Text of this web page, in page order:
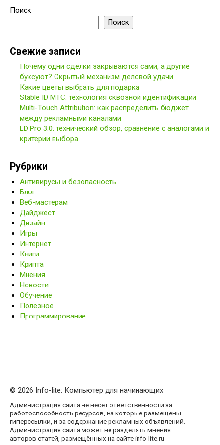
Поиск
Поиск
Свежие записи
Почему одни сделки закрываются сами, а другие
буксуют? Скрытый механизм деловой удачи
Какие цветы выбрать для подарка
Stable ID МТС: технология сквозной идентификации
Multi-Touch Attribution: как распределить бюджет
между рекламными каналами
LD Pro 3.0: технический обзор, сравнение с аналогами и
критерии выбора
Рубрики
Антивирусы и безопасность
Блог
Веб-мастерам
Дайджест
Дизайн
Игры
Интернет
Книги
Крипта
Мнения
Новости
Обучение
Полезное
Программирование
© 2026 Info-lite: Компьютер для начинающих
Администрация сайта не несет ответственности за
работоспособность ресурсов, на которые размещены
гиперссылки, и за содержание рекламных объявлений.
Администрация сайта может не разделять мнения
авторов статей, размещённых на сайте info-lite.ru